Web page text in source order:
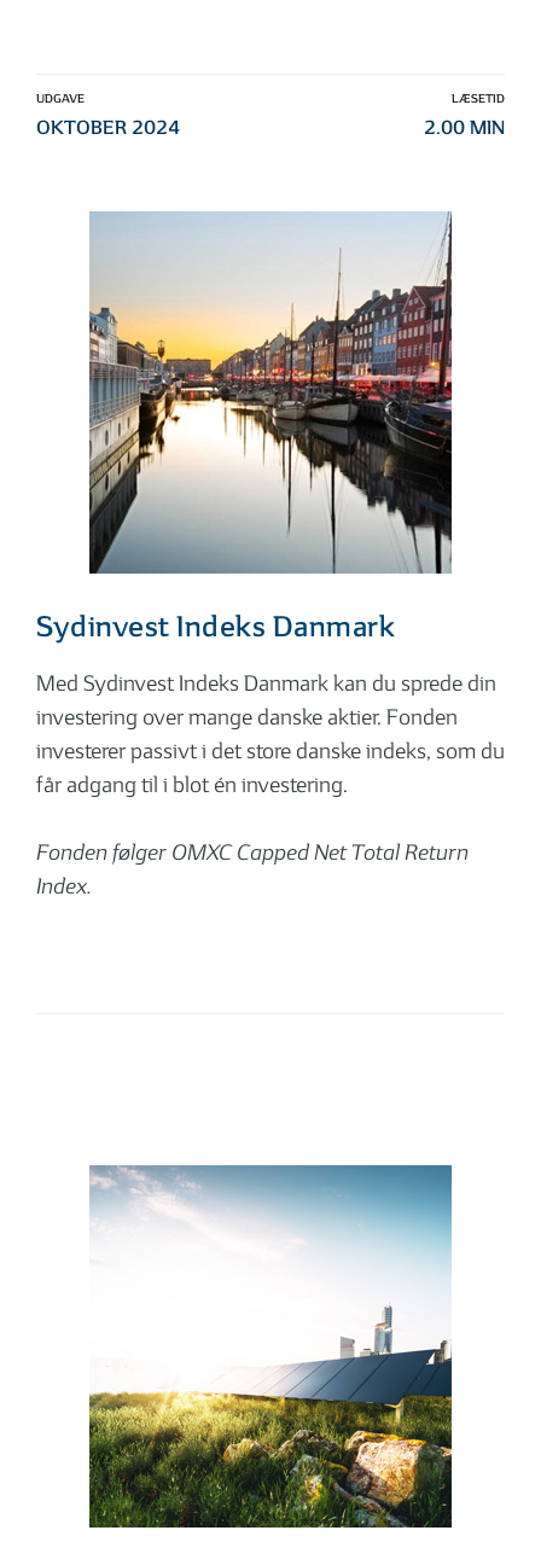
UDGAVE
OKTOBER 2024
LÆSETID
2.00 MIN
Sydinvest Indeks Danmark
Med Sydinvest Indeks Danmark kan du sprede din
investering over mange danske aktier. Fonden
investerer passivt i det store danske indeks, som du
får adgang til i blot én investering.
Fonden følger OMXC Capped Net Total Return
Index.